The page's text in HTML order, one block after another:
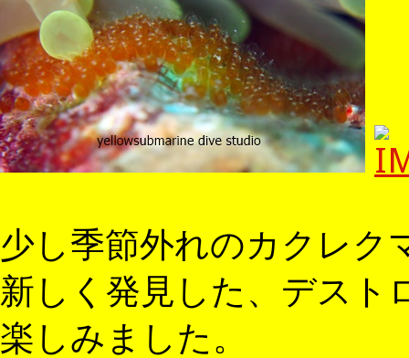
少し季節外れのカクレク
新しく発見した、デスト
楽しみました。